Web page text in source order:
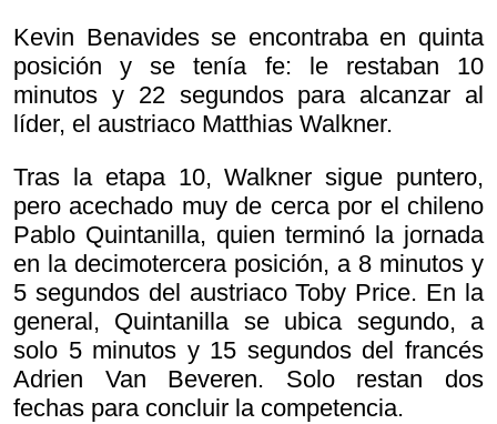
Kevin Benavides se encontraba en quinta
posición y se tenía fe: le restaban 10
minutos y 22 segundos para alcanzar al
líder, el austriaco Matthias Walkner.
Tras la etapa 10, Walkner sigue puntero,
pero acechado muy de cerca por el chileno
Pablo Quintanilla, quien terminó la jornada
en la decimotercera posición, a 8 minutos y
5 segundos del austriaco Toby Price. En la
general, Quintanilla se ubica segundo, a
solo 5 minutos y 15 segundos del francés
Adrien Van Beveren. Solo restan dos
fechas para concluir la competencia.